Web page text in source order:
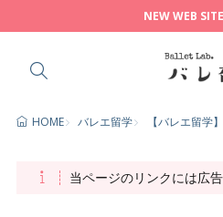
NEW WEB
HOME バレエ留学 【バレエ留学
当ページのリンクには広